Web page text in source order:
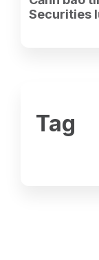
Securities
Tag